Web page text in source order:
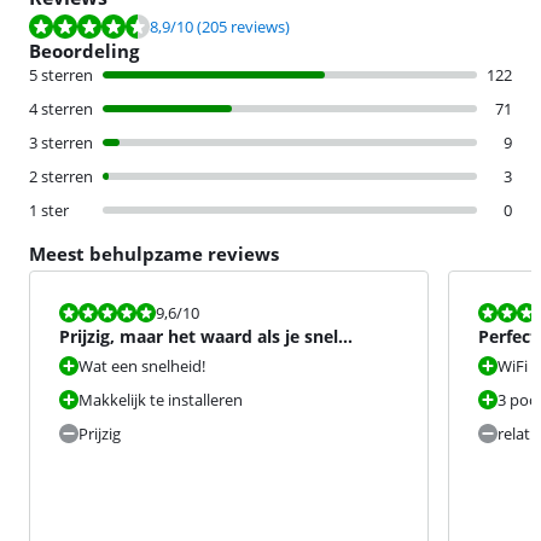
Beoordeling is 8,9 van de 10, gebaseerd op 205 reviews.
8,9/10(205 reviews)
Beoordeling
5 sterren
122
4 sterren
71
3 sterren
9
2 sterren
3
1 ster
0
Meest behulpzame reviews
Beoordeling is 9,6 van de 10.
9,6/10
Prijzig, maar het waard als je snel
glasvezel hebt
Wat een snelheid!
Makkelijk te installeren
Prijzig
WiFi
3